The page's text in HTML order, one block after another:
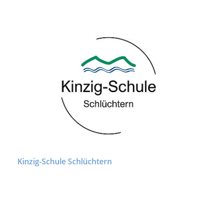
Kinzig-Schule Schlüchtern